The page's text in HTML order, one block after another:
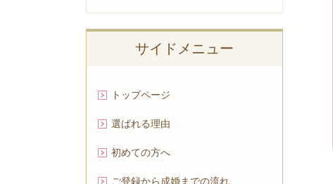
サイドメニュー
トップページ
選ばれる理由
初めての方へ
ご登録から成婚までの流れ